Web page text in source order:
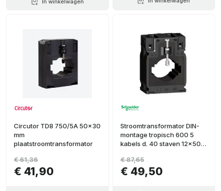
Circutor TD8 750/5A 50x30
mm
plaatstroomtransformator
€ 41,90
€ 61,36
Stroomtransformator DIN-
montage tropisch 600 5
kabels d. 40 staven 12x50
€ 49,50
€ 87,65